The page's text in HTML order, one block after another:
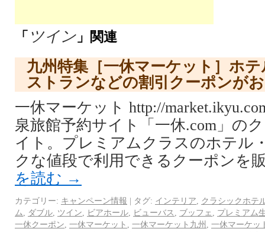
「 ツイン 」関連
九州特集［一休マーケット］ホ
ストランなどの割引クーポンが
一休マーケット http://
泉旅館予約サイト「一休.com」の
イト。プレミアムクラスのホテル
クな値段で利用できるクーポンを
を読む →
カテゴリー: キャンペーン情報 | タグ: インテリア
クラシックホテ
ム
ダブル ツイン ビアホール ビューバス ブッフェ
プレミアム
一休クーポン 一休マーケット 一休マーケット九州
一休マーケッ